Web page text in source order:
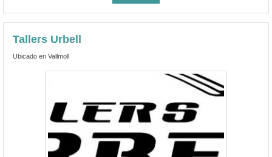
Tallers Urbell
Ubicado en Vallmoll